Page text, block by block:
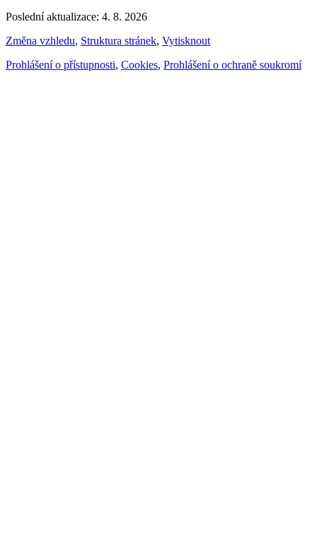
Poslední aktualizace: 4. 8. 2026
Změna vzhledu, Struktura stránek, Vytisknout
Prohlášení o přístupnosti, Cookies, Prohlášení o ochraně soukromí